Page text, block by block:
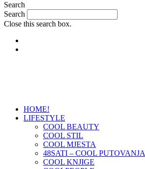
Search
Search
Close this search box.
HOME!
LIFESTYLE
COOL BEAUTY
COOL STIL
COOL MJESTA
48SATI – COOL PUTOVANJA
COOL KNJIGE